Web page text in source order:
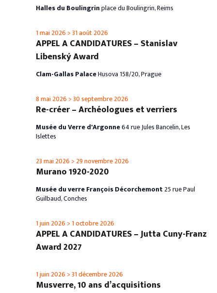
Halles du Boulingrinplace du Boulingrin, Reims
APPEL A CANDIDATURES – Stanislav
Libenský Award
1 mai 2026 >31 août 2026
Clam-Gallas PalaceHusova 158/20, Prague
Re-créer – Archéologues et verriers
8 mai 2026 >30 septembre 2026
Musée du Verre d'Argonne64 rue Jules Bancelin, Les
Islettes
Murano 1920-2020
23 mai 2026 > 29 novembre 2026
Musée du verre François Décorchemont25 rue Paul
Guilbaud, Conches
APPEL A CANDIDATURES – Jutta Cuny-Franz
Award 2027
1 juin 2026 > 1 octobre 2026
Musverre, 10 ans d’acquisitions
1 juin 2026 >31 décembre 2026